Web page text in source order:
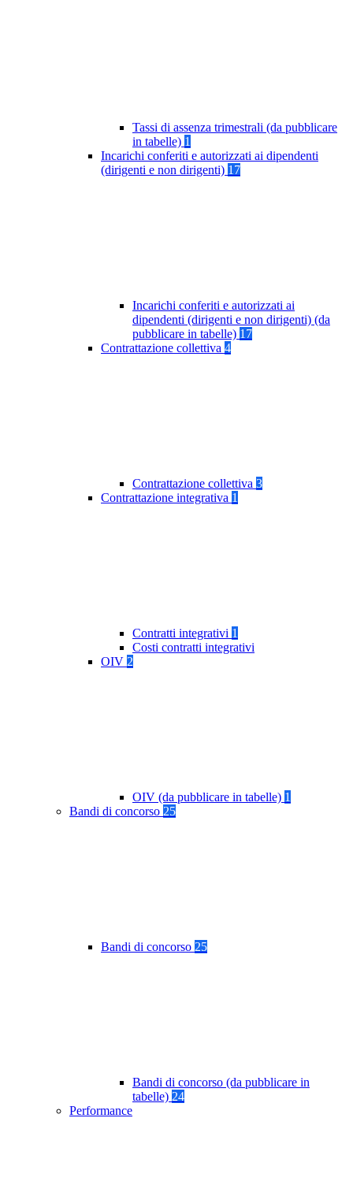
Tassi di assenza trimestrali (da pubblicare
in tabelle) 1
Incarichi conferiti e autorizzati ai dipendenti
(dirigenti e non dirigenti) 17
Incarichi conferiti e autorizzati ai
dipendenti (dirigenti e non dirigenti) (da
pubblicare in tabelle) 17
Contrattazione collettiva 4
Contrattazione collettiva 3
Contrattazione integrativa 1
Contratti integrativi 1
Costi contratti integrativi
OIV 2
OIV (da pubblicare in tabelle) 1
Bandi di concorso 25
Bandi di concorso 25
Bandi di concorso (da pubblicare in
tabelle) 24
Performance